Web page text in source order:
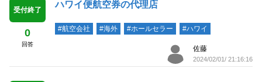
受付終了
0
回答
ハワイ便航空券の代理店
#航空会社 #海外 #ホールセラー #ハワイ
佐藤
2024/02/01/ 21:16:16